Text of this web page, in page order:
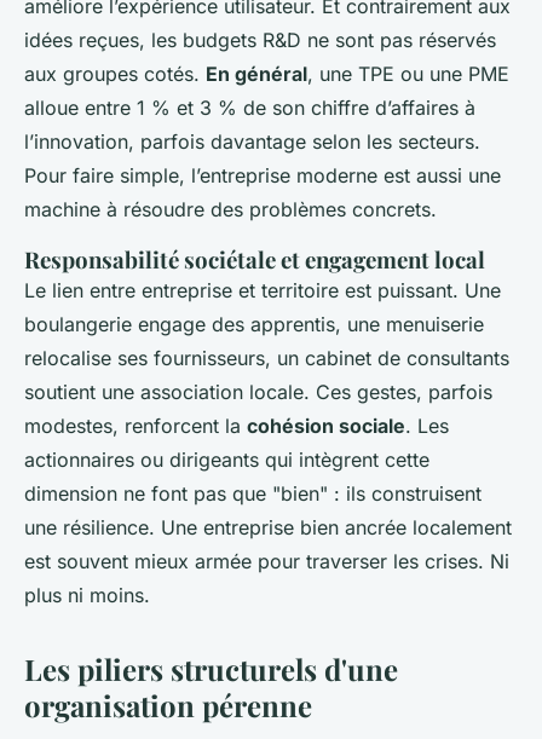
améliore l’expérience utilisateur. Et contrairement aux
idées reçues, les budgets R&D ne sont pas réservés
aux groupes cotés. En général, une TPE ou une PME
alloue entre 1 % et 3 % de son chiffre d’affaires à
l’innovation, parfois davantage selon les secteurs.
Pour faire simple, l’entreprise moderne est aussi une
machine à résoudre des problèmes concrets.
Responsabilité sociétale et engagement local
Le lien entre entreprise et territoire est puissant. Une
boulangerie engage des apprentis, une menuiserie
relocalise ses fournisseurs, un cabinet de consultants
soutient une association locale. Ces gestes, parfois
modestes, renforcent la cohésion sociale. Les
actionnaires ou dirigeants qui intègrent cette
dimension ne font pas que "bien" : ils construisent
une résilience. Une entreprise bien ancrée localement
est souvent mieux armée pour traverser les crises. Ni
plus ni moins.
Les piliers structurels d'une
organisation pérenne